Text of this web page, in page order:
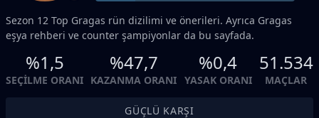
Sezon 12 Top Gragas rün dizilimi ve önerileri. Ayrıca Gragas
eşya rehberi ve counter şampiyonlar da bu sayfada.
%1,5
SEÇILME ORANI
%47,7
KAZANMA ORANI
%0,4
YASAK ORANI
51.534
MAÇLAR
GÜÇLÜ KARŞI